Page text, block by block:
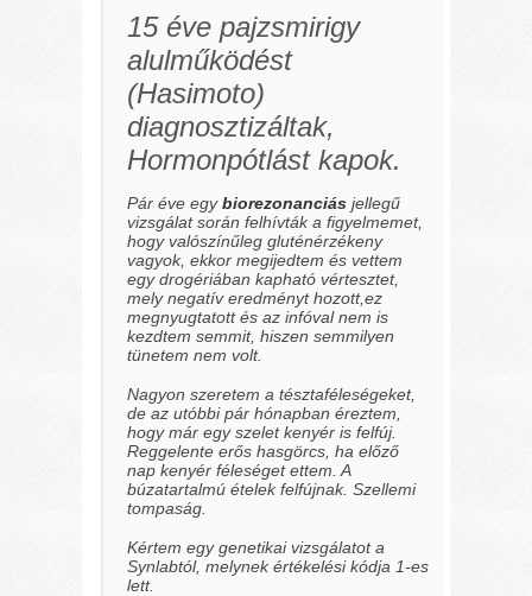
15 éve pajzsmirigy
alulműködést
(Hasimoto)
diagnosztizáltak,
Hormonpótlást kapok.
Pár éve egybiorezonanciás jellegű
vizsgálat során felhívták a figyelmemet,
hogy valószínűleg gluténérzékeny
vagyok, ekkor megijedtem és vettem
egy drogériában kapható vértesztet,
mely negatív eredményt hozott,ez
megnyugtatott és az infóval nem is
kezdtem semmit, hiszen semmilyen
tünetem nem volt.
Nagyon szeretem a tésztaféleségeket,
de az utóbbi pár hónapban éreztem,
hogy már egy szelet kenyér is felfúj.
Reggelente erős hasgörcs, ha előző
nap kenyér féleséget ettem. A
búzatartalmú ételek felfújnak. Szellemi
tompaság.
Kértem egy genetikai vizsgálatot a
Synlabtól, melynek értékelési kódja 1-es
lett.